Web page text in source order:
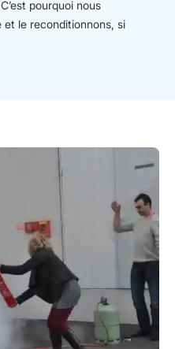
pourquoi nous
le reconditionnons, si